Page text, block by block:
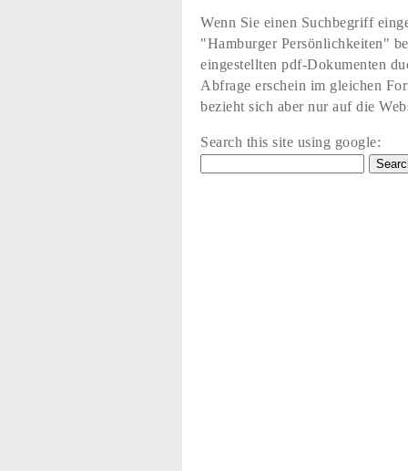
Wenn Sie einen Suchbegriff
"Hamburger Persönlichkeiten"
eingestellten pdf-Dokumenten
Abfrage erschein im gleichen
bezieht sich aber nur auf die
Search this site using google: